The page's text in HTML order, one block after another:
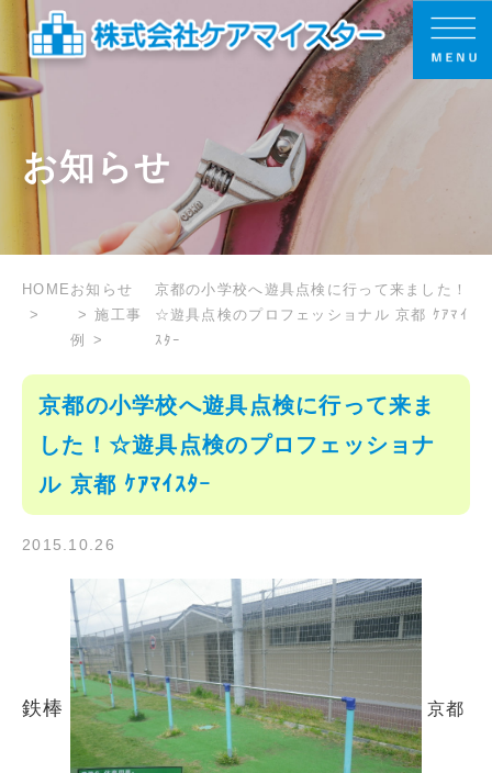
お知らせ
HOME お知らせ
施工事
例
京都の小学校へ遊具点検に行って来ました！
☆遊具点検のプロフェッショナル 京都 ｹｱﾏｲ
ｽﾀｰ
京都の小学校へ遊具点検に行って来ま
した！☆遊具点検のプロフェッショナ
ル 京都 ｹｱﾏｲｽﾀｰ
2015.10.26
鉄棒 京都